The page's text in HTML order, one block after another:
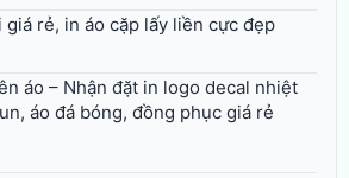
giá rẻ, in áo cặp lấy liền cực đẹp
áo – Nhận đặt in logo decal nhiệt
áo đá bóng, đồng phục giá rẻ